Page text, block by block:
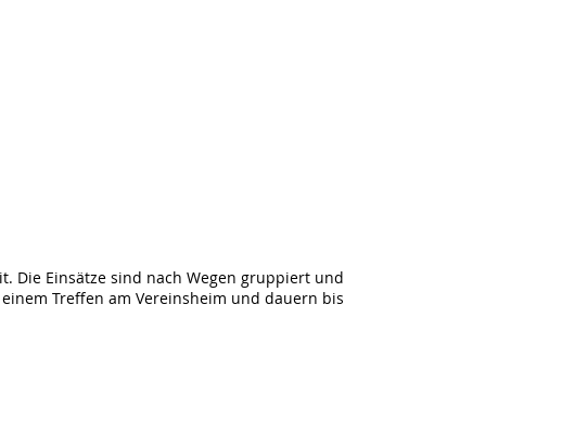
Die Einsätze sind nach Wegen gruppiert und
Treffen am Vereinsheim und dauern bis